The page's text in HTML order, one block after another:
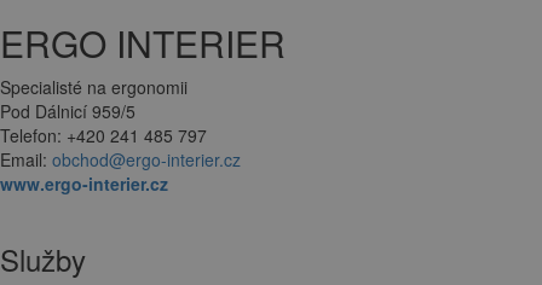
ERGO INTERIER
Specialisté na ergonomii
Pod Dálnicí 959/5
Telefon: +420 241 485 797
Email: obchod@ergo-interier.cz
www.ergo-interier.cz
Služby